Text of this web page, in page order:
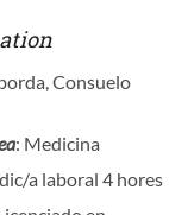
Consuelo
: Medicina
a laboral 4 hores